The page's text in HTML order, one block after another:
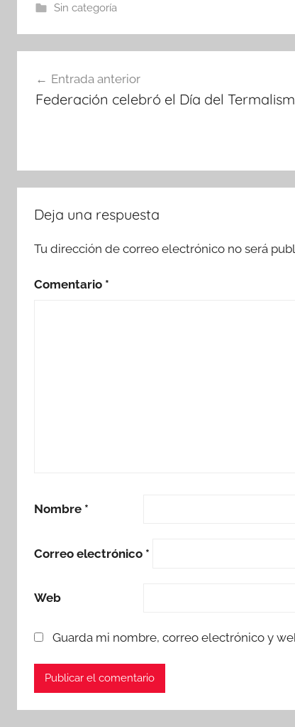
Sin categoría
de
Entrada anterior
Federación celebró el Día del
Deja una respuesta
Tu dirección de correo electrónico no será
Comentario *
Nombre *
Correo electrónico *
Web
Guarda mi nombre, correo electrónico y